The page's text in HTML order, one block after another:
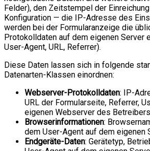
Felder), den Zeitstempel der
Konfiguration — die IP-Adresse des
werden bei der Formularanzeige die
Protokolldaten auf dem eigenen Server
User-Agent, URL, Referrer).
Diese Daten lassen sich in folgende
Datenarten-Klassen einordnen:
Webserver-Protokolldaten: IP-
URL der Formularseite, Referrer,
eigenen Webserver des
Browserinformationen:
dem User-Agent auf dem eigenen
Endgeräte-Daten: Gerätetyp,